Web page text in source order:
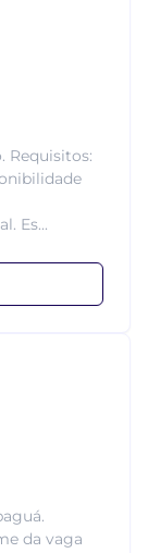
Requisitos:
Es...
da vaga